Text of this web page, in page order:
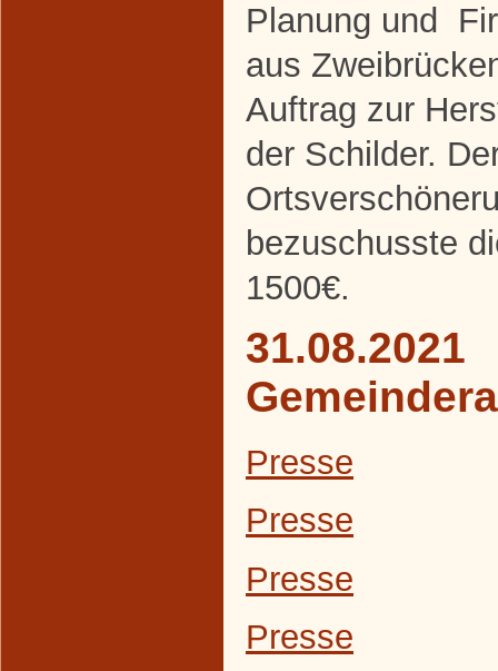
Planung und
aus
Auftrag zur
der Schilder.
bezuschusste
1500€.
31.08.2021
Presse
Presse
Presse
Presse